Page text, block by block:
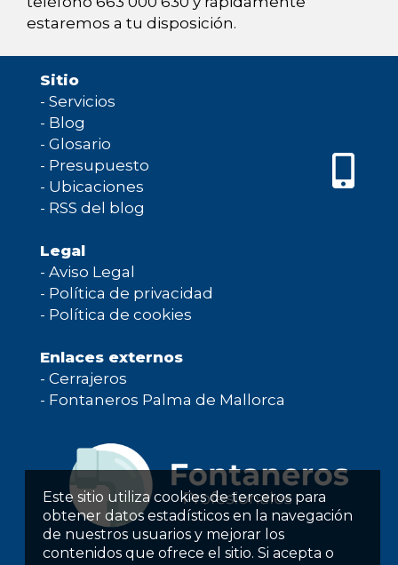
Este sitio utiliza cookies de terceros para
obtener datos estadísticos en la navegación
de nuestros usuarios y mejorar los
contenidos que ofrece el sitio. Si acepta o
estaremos a tu disposición.
Sitio
- Servicios
- Blog
- Glosario
- Presupuesto
- Ubicaciones
- RSS del blog
Legal
- Aviso Legal
- Política de privacidad
- Política de cookies
Enlaces externos
- Cerrajeros
- Fontaneros Palma de Mallorca